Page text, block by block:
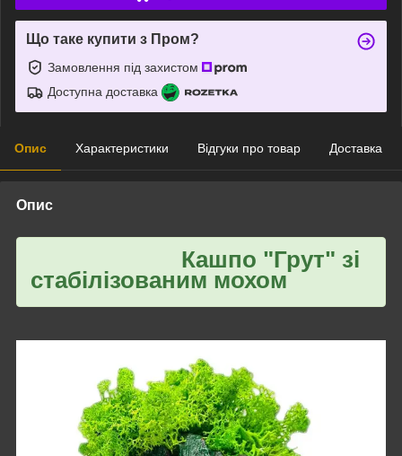
Що таке купити з Пром?
Замовлення під захистом
Доступна доставка
Опис Характеристики Відгуки про товар Доставка
Опис
Кашпо "Грут" зі
стабілізованим мохом